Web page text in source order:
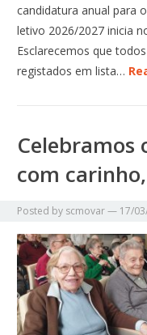
candidatura anual para
letivo 2026/2027 inicia
Esclarecemos que
registados em lista…
Celebramos
com
Posted by scmovar— 17/